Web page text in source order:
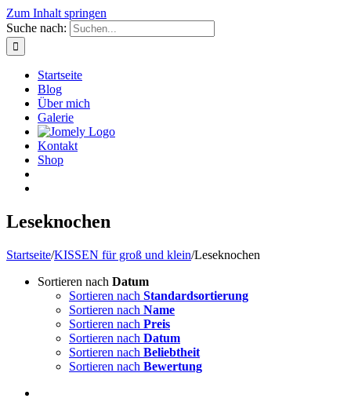
Zum Inhalt springen
Suche nach:
Startseite
Blog
Über mich
Galerie
Kontakt
Shop
Leseknochen
Startseite/KISSEN für groß und klein/Leseknochen
Sortieren nach Datum
Sortieren nach Standardsortierung
Sortieren nach Name
Sortieren nach Preis
Sortieren nach Datum
Sortieren nach Beliebtheit
Sortieren nach Bewertung